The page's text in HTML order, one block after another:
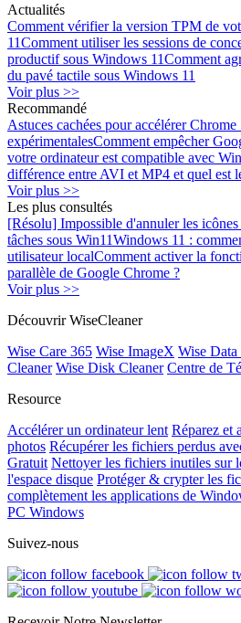
Actualités
Comment vérifier la version TPM de
11Comment utiliser les sessions de
productif sous Windows 11Comment
du pavé tactile sous Windows 11
Voir plus >>
Recommandé
Astuces cachées pour accélérer
expérimentalesComment empêcher
votre ordinateur est compatible avec
différence entre AVI et MP4 et quel est
Voir plus >>
Les plus consultés
[Résolu] Impossible d'annuler les
tâches sous Win11Windows 11 :
utilisateur localComment activer la
parallèle de Google Chrome ?
Voir plus >>
Découvrir WiseCleaner
Wise Care 365 Wise ImageX Wise
Cleaner Wise Disk Cleaner Centre de
Resource
Accélérer un ordinateur lent Réparez et
photos Récupérer les fichiers perdus
Gratuit Nettoyer les fichiers inutiles sur
l'espace disque Protéger & crypter les
complètement les applications de
PC Windows
Suivez-nous